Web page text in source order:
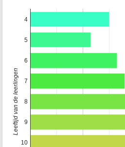
4
5
6
7
8
9
10
Leeftijd van de leerlingen